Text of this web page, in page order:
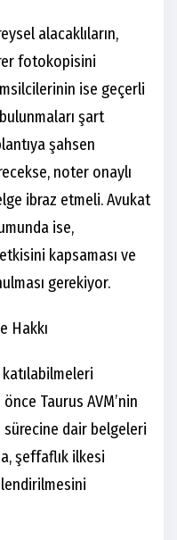
alacaklıların,
fotokopisini
ise geçerli
şart
şahsen
noter onaylı
ibraz etmeli. Avukat
ise,
kapsaması ve
gerekiyor.
Hakkı
katılabilmeleri
Taurus AVM’nin
dair belgeleri
şeffaflık ilkesi